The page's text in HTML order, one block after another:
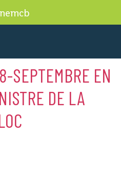
SEPTEMBRE EN
DE LA